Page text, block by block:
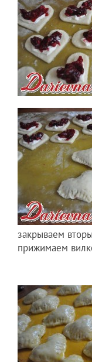
закрываем
прижимаем